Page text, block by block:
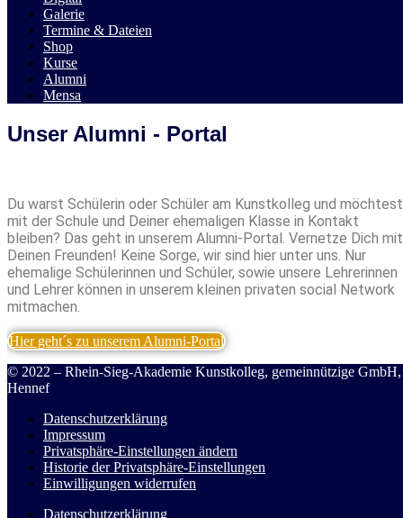
Galerie
Termine & Dateien
Shop
Kurse
Alumni
Mensa
Unser Alumni - Portal
Du warst Schülerin oder Schüler am Kunstkolleg und möchtest
mit der Schule und Deiner ehemaligen Klasse in Kontakt
bleiben? Das geht in unserem Alumni-Portal. Vernetze Dich mit
Deinen Freunden! Keine Sorge, wir sind hier unter uns. Nur
ehemalige Schülerinnen und Schüler, sowie unsere Lehrerinnen
und Lehrer können in unserem kleinen privaten social Network
mitmachen.
Hier geht´s zu unserem Alumni-Portal
© 2022 – Rhein-Sieg-Akademie Kunstkolleg, gemeinnützige GmbH,
Hennef
Datenschutzerklärung
Impressum
Privatsphäre-Einstellungen ändern
Historie der Privatsphäre-Einstellungen
Einwilligungen widerrufen
Datenschutzerklärung